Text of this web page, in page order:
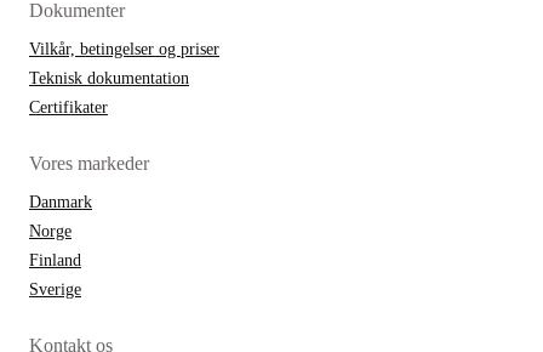
Dokumenter
Vilkår, betingelser og priser
Teknisk dokumentation
Certifikater
Vores markeder
Danmark
Norge
Finland
Sverige
Kontakt os